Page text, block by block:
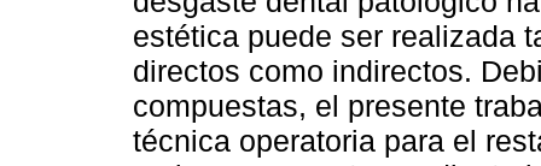
estética puede ser realizada
directos como indirectos.
compuestas, el presente
técnica operatoria para el